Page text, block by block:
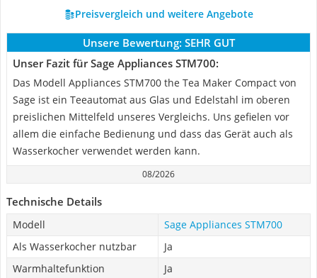
Preisvergleich und weitere Angebote
Unsere Bewertung: SEHR GUT
Unser Fazit für Sage Appliances STM700:
Das Modell Appliances STM700 the Tea Maker Compact von
Sage ist ein Teeautomat aus Glas und Edelstahl im oberen
preislichen Mittelfeld unseres Vergleichs. Uns gefielen vor
allem die einfache Bedienung und dass das Gerät auch als
Wasserkocher verwendet werden kann.
08/2026
Technische Details
Modell
Sage Appliances STM700
Als Wasserkocher nutzbar
Ja
Warmhaltefunktion
Ja